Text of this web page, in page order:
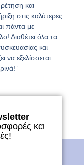
και
στις καλύτερες
πάντα με
Διαθέτει όλα τα
και
να εξελίσσεται
και